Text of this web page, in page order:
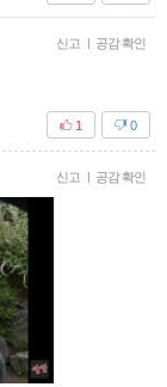
신고 공감 확인
0
1
신고 공감 확인